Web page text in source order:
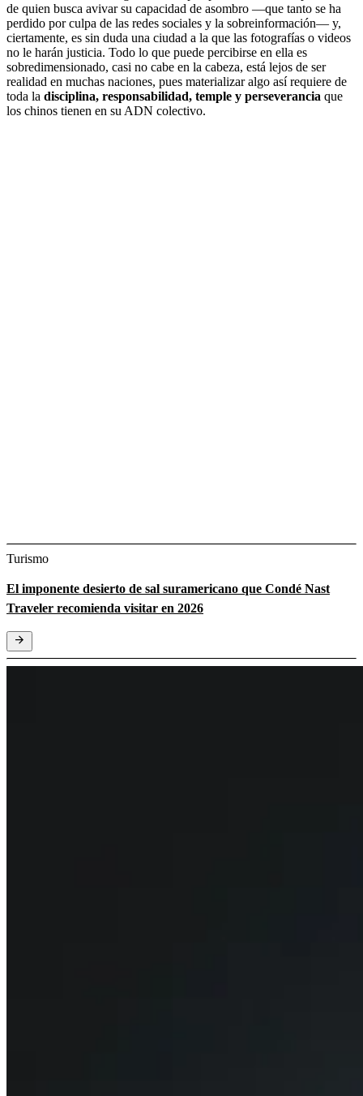
de quien busca avivar su capacidad de asombro —que tanto se ha
perdido por culpa de las redes sociales y la sobreinformación— y,
ciertamente, es sin duda una ciudad a la que las fotografías o videos
no le harán justicia. Todo lo que puede percibirse en ella es
sobredimensionado, casi no cabe en la cabeza, está lejos de ser
realidad en muchas naciones, pues materializar algo así requiere de
toda la disciplina, responsabilidad, temple y perseverancia que
los chinos tienen en su ADN colectivo.
Turismo
El imponente desierto de sal suramericano que Condé Nast
Traveler recomienda visitar en 2026